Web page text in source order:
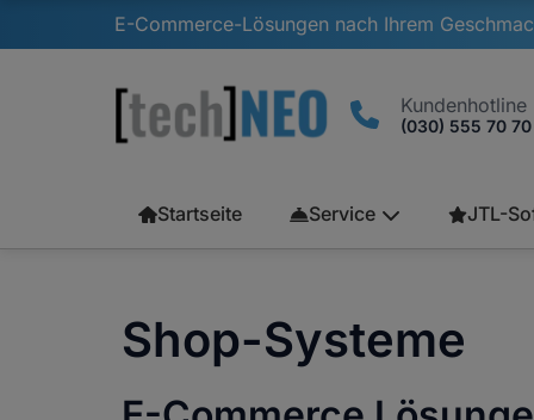
E-Commerce-Lösungen nach Ihrem
Kundenhotline
(030) 555 70 70
Startseite Service JTL-
Shop-Systeme